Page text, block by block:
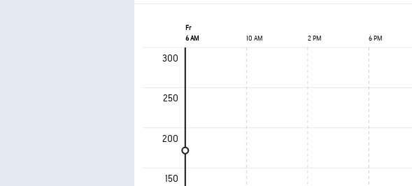
Fr
6 AM
10 AM 2 PM 6 PM
300
250
200
150